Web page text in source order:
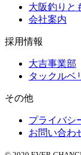
大阪釣りと
会社案内
採用情報
大吉事業部
タックルベ
その他
プライバシ
お問い合わ